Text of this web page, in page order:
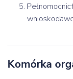
Komórka